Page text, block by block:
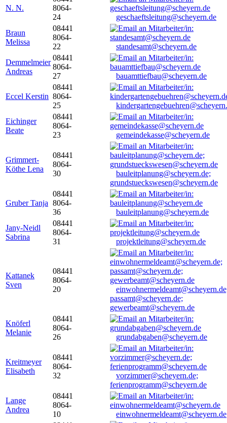
N. N.
8064-
24
geschaeftsleitung@scheyern.de
Braun
Melissa
08441
8064-
22
standesamt@scheyern.de
Demmelmeier
Andreas
08441
8064-
27
bauamttiefbau@scheyern.de
Eccel Kerstin
08441
8064-
25
Eichinger
Beate
08441
8064-
23
gemeindekasse@scheyern.de
Grimmert-
Köthe Lena
08441
8064-
30
bauleitplanung@scheyern.de;
grundstueckswesen@scheyern.de
Gruber Tanja
08441
8064-
36
bauleitplanung@scheyern.de
Jany-Neidl
Sabrina
08441
8064-
31
projektleitung@scheyern.de
Kattanek
Sven
08441
8064-
20
passamt@scheyern.de;
gewerbeamt@scheyern.de
Knöferl
Melanie
08441
8064-
26
grundabgaben@scheyern.de
Kreitmeyer
Elisabeth
08441
8064-
32
vorzimmer@scheyern.de;
ferienprogramm@scheyern.de
Lange
Andrea
08441
8064-
10
einwohnermeldeamt@scheyern.de